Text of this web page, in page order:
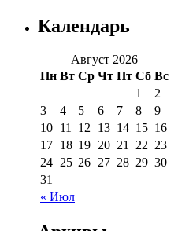
Календарь
Август 2026
Пн Вт Ср Чт Пт Сб Вс
« Июл
1
2
3
4 5 6 7 8
9
10 11 12 13 14 15 16
17 18 19 20 21 22 23
24 25 26 27 28 29 30
31